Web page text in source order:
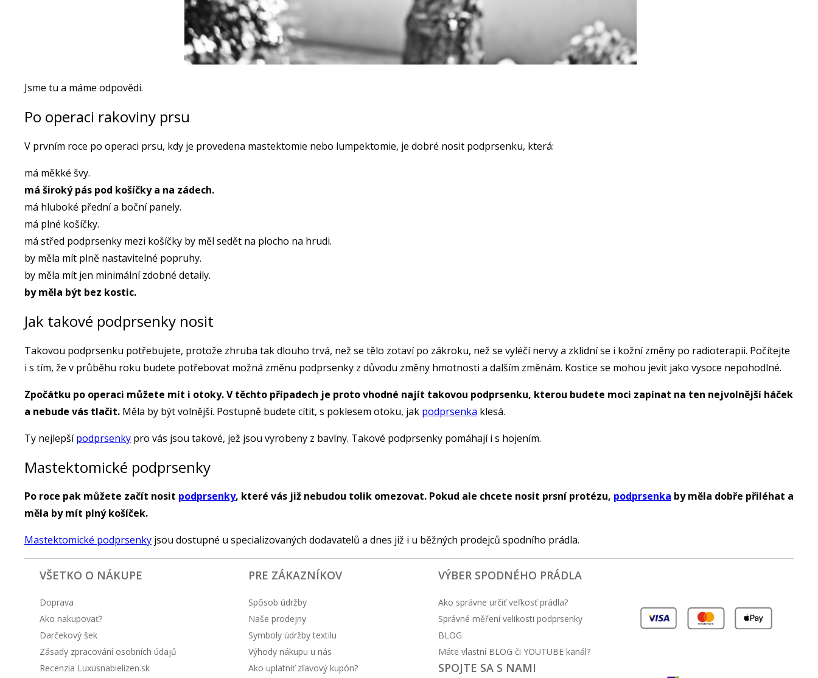
Jsme tu a máme odpovědi.
Po operaci rakoviny prsu
V prvním roce po operaci prsu, kdy je provedena mastektomie nebo lumpektomie, je dobré nosit podprsenku, která:
má měkké švy.
má široký pás pod košíčky a na zádech.
má hluboké přední a boční panely.
má plné košíčky.
má střed podprsenky mezi košíčky by měl sedět na plocho na hrudi.
by měla mít plně nastavitelné popruhy.
by měla mít jen minimální zdobné detaily.
by měla být bez kostic.
Jak takové podprsenky nosit
Takovou podprsenku potřebujete, protože zhruba tak dlouho trvá, než se tělo zotaví po zákroku, než se vyléčí nervy a zklidní se i kožní změny po radioterapii. Počítejte
i s tím, že v průběhu roku budete potřebovat možná změnu podprsenky z důvodu změny hmotnosti a dalším změnám. Kostice se mohou jevit jako vysoce nepohodlné.
Zpočátku po operaci můžete mít i otoky. V těchto případech je proto vhodné najít takovou podprsenku, kterou budete moci zapínat na ten nejvolnější háček
a nebude vás tlačit. Měla by být volnější. Postupně budete cítit, s poklesem otoku, jak podprsenka klesá.
Ty nejlepšípodprsenky pro vás jsou takové, jež jsou vyrobeny z bavlny. Takové podprsenky pomáhají i s hojením.
Mastektomické podprsenky
Po roce pak můžete začít nosit podprsenky, které vás již nebudou tolik omezovat. Pokud ale chcete nosit prsní protézu, podprsenka by měla dobře přiléhat a
měla by mít plný košíček.
Mastektomické podprsenky jsou dostupné u specializovaných dodavatelů a dnes již i u běžných prodejců spodního prádla.
VŠETKO O NÁKUPE
Doprava
Ako nakupovať?
Darčekový šek
Zásady zpracování osobních údajů
Recenzia Luxusnabielizen.sk
PRE ZÁKAZNÍKOV
Spôsob údržby
Naše prodejny
Symboly údržby textilu
Výhody nákupu u nás
Ako uplatniť zľavový kupón?
VÝBER SPODNÉHO PRÁDLA
Ako správne určiť veľkosť prádla?
Správné měření velikosti podprsenky
BLOG
Máte vlastní BLOG či YOUTUBE kanál?
SPOJTE SA S NAMI